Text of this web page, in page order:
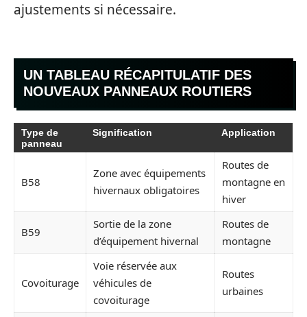
ajustements si nécessaire.
UN TABLEAU RÉCAPITULATIF DES
NOUVEAUX PANNEAUX ROUTIERS
Type de
panneau
Signification Application
B58
Zone avec équipements
hivernaux obligatoires
Routes de
montagne en
hiver
B59
Sortie de la zone
d’équipement hivernal
Routes de
montagne
Covoiturage
Voie réservée aux
véhicules de
covoiturage
Routes
urbaines